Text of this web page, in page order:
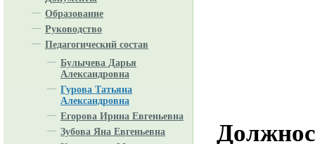
Образование
Руководство
Педагогический состав
Булычева Дарья
Александровна
Гурова Татьяна
Александровна
Егорова Ирина Евгеньевна
Зубова Яна Евгеньевна